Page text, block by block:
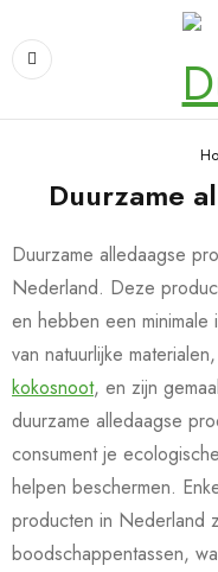
Duurzame
Duurzame alledaagse
Nederland. Deze
en hebben een
van natuurlijke
kokosnoot, en zijn
duurzame alledaagse
consument je
helpen beschermen.
producten in Nederland
boodschappentassen,